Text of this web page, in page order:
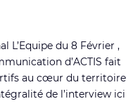
L’Equipe du 8 Février ,
d’ACTIS fait
au cœur du territoire
de l’interview ici